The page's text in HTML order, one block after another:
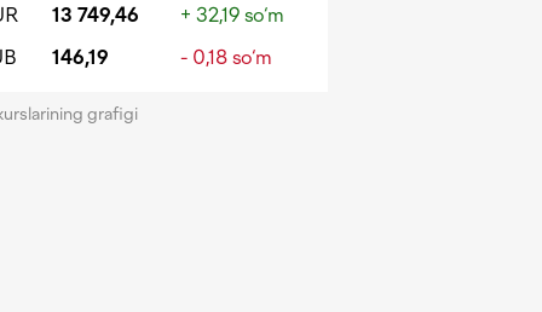
13 749,46
+ 32,19 so‘m
146,19 - 0,18 so‘m
grafigi